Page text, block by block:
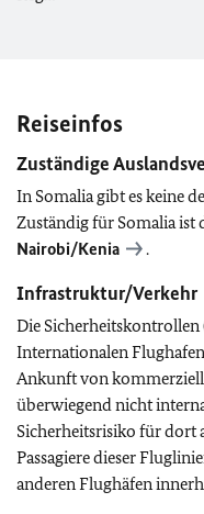
Reiseinfos
Zuständige
In Somalia gibt es keine
Zuständig für Somalia ist
Nairobi/Kenia
.
Infrastruktur/Verkehr
Die Sicherheitskontrollen
Internationalen
Ankunft von
überwiegend nicht
Sicherheitsrisiko für dort
Passagiere dieser
anderen Flughäfen